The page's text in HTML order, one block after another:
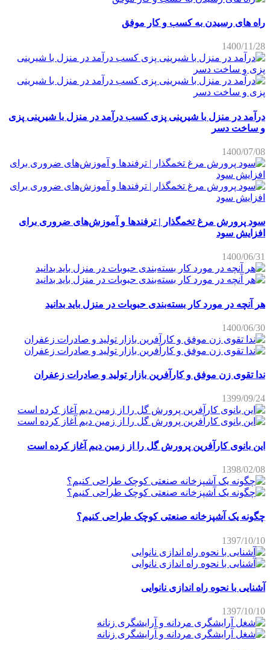
راه های رسیدن به کسب و کار موفق
1400/11/28
درآمد در منزل با شیرینی پزی کسب درآمد در منزل با شیرینی پزی
و ساخت دسر
1400/07/08
سود پرورش مرغ تخمگذار | ترفندها و آموزش‌های ضروری برای
افزایش سود
1400/06/31
هر آنچه در مورد کار بسته‌بندی حبوبات در منزل باید بدانید
1400/06/30
ندا تقوی زن موفق و کارآفرین بازار تولید و صادرات زعفران
1399/09/24
این بانوی کارآفرین پرورش گل را از زمین دیم آغاز کرده است
1398/02/08
چگونه یک آشپزخانه صنعتی کوچک طراحی کنیم؟
1397/10/10
آشنایی با نحوه راه اندازی نانوایی
1397/10/10